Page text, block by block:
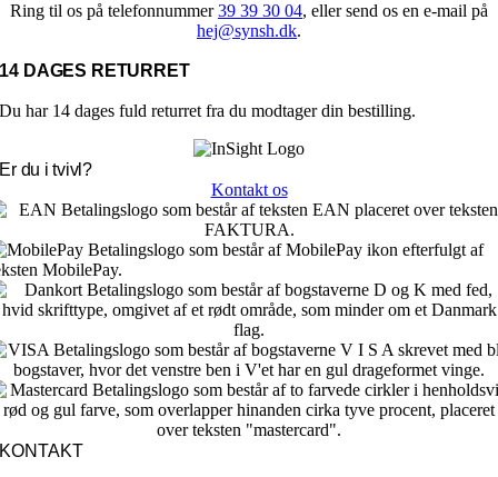
Ring til os på telefonnummer39 39 30 04, eller send os en e-mail på
hej@synsh.dk.
14 DAGES RETURRET
Du har 14 dages fuld returret fra du modtager din bestilling.
Er du i tvivl?
Kontakt os
KONTAKT